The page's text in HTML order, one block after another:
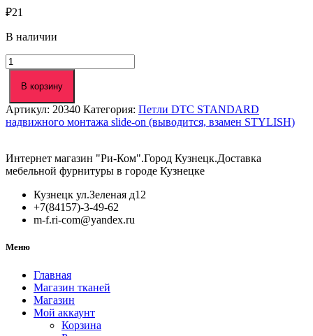
₽21
В наличии
Количество
товара
Петля
DTC
STANDARD
вкладная
45мм
В корзину
Артикул: 20340 Категория: Петли DTC STANDARD
надвижного монтажа slide-on (выводится, взамен STYLISH)
Интернет магазин "Ри-Ком".Город Кузнецк.Доставка
мебельной фурнитуры в городе Кузнецке
Кузнецк ул.Зеленая д12
+7(84157)-3-49-62
m-f.ri-com@yandex.ru
Меню
Главная
Магазин тканей
Магазин
Мой аккаунт
Корзина